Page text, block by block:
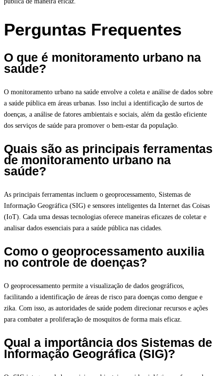
Perguntas Frequentes
O que é monitoramento urbano na
saúde?
O monitoramento urbano na saúde envolve a coleta e análise de dados sobre
a saúde pública em áreas urbanas. Isso inclui a identificação de surtos de
doenças, a análise de fatores ambientais e sociais, além da gestão eficiente
dos serviços de saúde para promover o bem-estar da população.
Quais são as principais ferramentas
de monitoramento urbano na
saúde?
As principais ferramentas incluem o geoprocessamento, Sistemas de
Informação Geográfica (SIG) e sensores inteligentes da Internet das Coisas
(IoT). Cada uma dessas tecnologias oferece maneiras eficazes de coletar e
analisar dados essenciais para a saúde pública nas cidades.
Como o geoprocessamento auxilia
no controle de doenças?
O geoprocessamento permite a visualização de dados geográficos,
facilitando a identificação de áreas de risco para doenças como dengue e
zika. Com isso, as autoridades de saúde podem direcionar recursos e ações
para combater a proliferação de mosquitos de forma mais eficaz.
Qual a importância dos Sistemas de
Informação Geográfica (SIG)?